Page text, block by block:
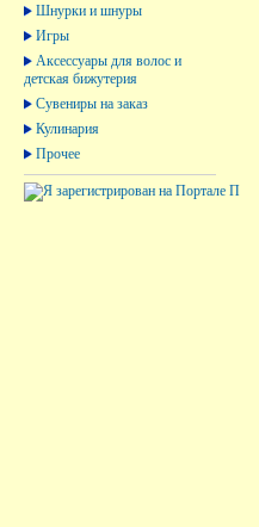
Шнурки и шнуры
Игры
Аксессуары для волос и
детская бижутерия
Сувениры на заказ
Кулинария
Прочее